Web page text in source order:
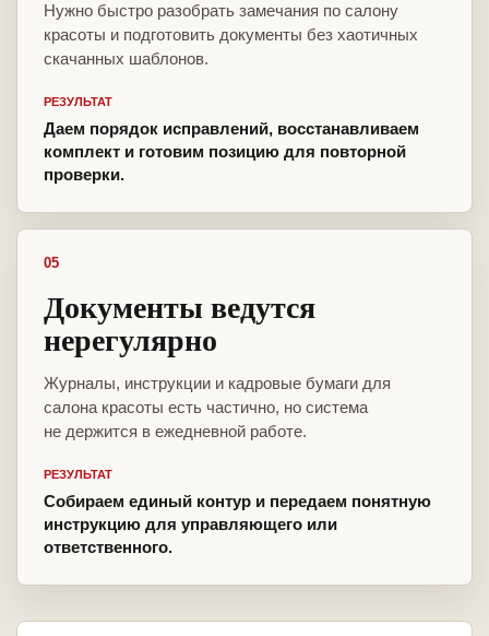
Нужно быстро разобрать замечания по салону
красоты и подготовить документы без хаотичных
скачанных шаблонов.
РЕЗУЛЬТАТ
Даем порядок исправлений, восстанавливаем
комплект и готовим позицию для повторной
проверки.
05
Документы ведутся
нерегулярно
Журналы, инструкции и кадровые бумаги для
салона красоты есть частично, но система
не держится в ежедневной работе.
РЕЗУЛЬТАТ
Собираем единый контур и передаем понятную
инструкцию для управляющего или
ответственного.